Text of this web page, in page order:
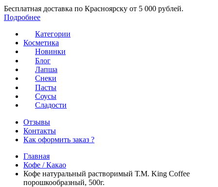
Бесплатная доставка по Красноярску от 5 000 рублей.
Подробнее
Категории
Косметика
Новинки
Блог
Лапша
Снеки
Пасты
Соусы
Сладости
Отзывы
Контакты
Как оформить заказ ?
Главная
Кофе / Какао
Кофе натуральный растворимый Т.М. King Coffee
порошкообразный, 500г.